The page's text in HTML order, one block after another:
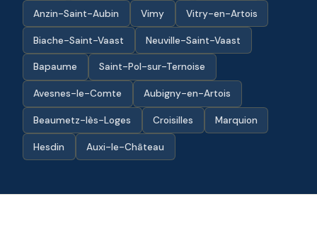
Anzin-Saint-Aubin Vimy Vitry-en-Artois
Biache-Saint-Vaast Neuville-Saint-Vaast
Bapaume Saint-Pol-sur-Ternoise
Avesnes-le-Comte Aubigny-en-Artois
Beaumetz-lès-Loges Croisilles Marquion
Hesdin Auxi-le-Château